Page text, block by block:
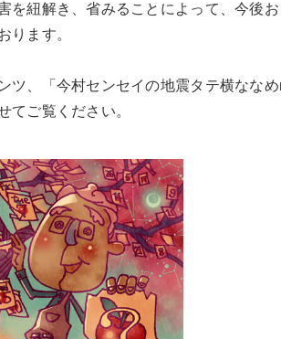
を紐解き、省みることによって、今後
ります。
ツ、「今村センセイの地震タテ横なな
てご覧ください。